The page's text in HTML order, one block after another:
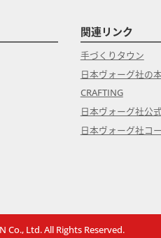
関連リンク
手づくりタウン
日本ヴォーグ社の
CRAFTING
日本ヴォーグ社公
日本ヴォーグ社コ
Co., Ltd. All Rights Reserved.